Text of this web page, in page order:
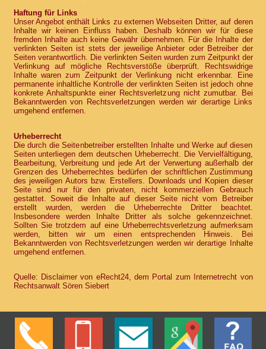
Haftung für Links
Unser Angebot enthält Links zu externen Webseiten Dritter, auf deren
Inhalte wir keinen Einfluss haben. Deshalb können wir für diese
fremden Inhalte auch keine Gewähr übernehmen. Für die Inhalte der
verlinkten Seiten ist stets der jeweilige Anbieter oder Betreiber der
Seiten verantwortlich. Die verlinkten Seiten wurden zum Zeitpunkt der
Verlinkung auf mögliche Rechtsverstöße überprüft. Rechtswidrige
Inhalte waren zum Zeitpunkt der Verlinkung nicht erkennbar. Eine
permanente inhaltliche Kontrolle der verlinkten Seiten ist jedoch ohne
konkrete Anhaltspunkte einer Rechtsverletzung nicht zumutbar. Bei
Bekanntwerden von Rechtsverletzungen werden wir derartige Links
umgehend entfernen.
Urheberrecht
Die durch die Seitenbetreiber erstellten Inhalte und Werke auf diesen
Seiten unterliegen dem deutschen Urheberrecht. Die Vervielfältigung,
Bearbeitung, Verbreitung und jede Art der Verwertung außerhalb der
Grenzen des Urheberrechtes bedürfen der schriftlichen Zustimmung
des jeweiligen Autors bzw. Erstellers. Downloads und Kopien dieser
Seite sind nur für den privaten, nicht kommerziellen Gebrauch
gestattet. Soweit die Inhalte auf dieser Seite nicht vom Betreiber
erstellt wurden, werden die Urheberrechte Dritter beachtet.
Insbesondere werden Inhalte Dritter als solche gekennzeichnet.
Sollten Sie trotzdem auf eine Urheberrechtsverletzung aufmerksam
werden, bitten wir um einen entsprechenden Hinweis. Bei
Bekanntwerden von Rechtsverletzungen werden wir derartige Inhalte
umgehend entfernen.
Quelle: Disclaimer von eRecht24, dem Portal zum Internetrecht von
Rechtsanwalt Sören Siebert